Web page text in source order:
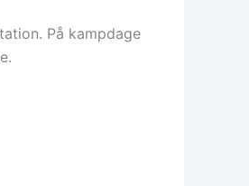
På kampdage